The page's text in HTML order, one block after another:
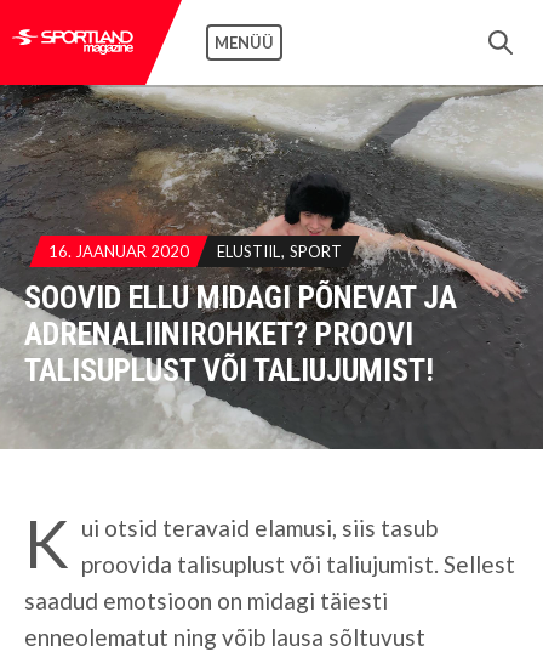
MENÜÜ
16. JAANUAR 2020 ELUSTIIL SPORT
SOOVID ELLU MIDAGI PÕNEVAT JA
ADRENALIINIROHKET? PROOVI
TALISUPLUST VÕI TALIUJUMIST!
K ui otsid teravaid elamusi, siis tasub
proovida talisuplust või taliujumist. Sellest
saadud emotsioon on midagi täiesti
enneolematut ning võib lausa sõltuvust